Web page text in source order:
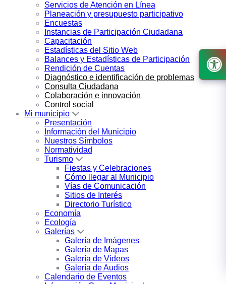
Servicios de Atención en Línea
Planeación y presupuesto participativo
Encuestas
Instancias de Participación Ciudadana
Capacitación
Estadísticas del Sitio Web
Balances y Estadísticas de Participación
Rendición de Cuentas
Diagnóstico e identificación de problemas
Consulta Ciudadana
Colaboración e innovación
Control social
Mi municipio
Presentación
Información del Municipio
Nuestros Símbolos
Normatividad
Turismo
Fiestas y Celebraciones
Cómo llegar al Municipio
Vías de Comunicación
Sitios de Interés
Directorio Turístico
Economía
Ecología
Galerías
Galería de Imágenes
Galería de Mapas
Galería de Videos
Galería de Audios
Calendario de Eventos